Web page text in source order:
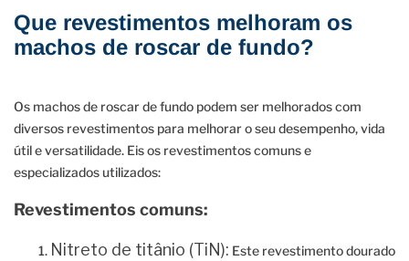
Que revestimentos melhoram os
machos de roscar de fundo?
Os machos de roscar de fundo podem ser melhorados com
diversos revestimentos para melhorar o seu desempenho, vida
útil e versatilidade. Eis os revestimentos comuns e
especializados utilizados:
Revestimentos comuns:
Nitreto de titânio (TiN): Este revestimento dourado